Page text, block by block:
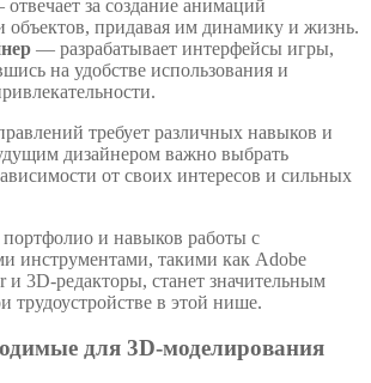
за создание анимаций
объектов, придавая им динамику и жизнь.
— разрабатывает интерфейсы игры,
на удобстве использования и
требует различных навыков и
дизайнером важно выбрать
от своих интересов и сильных
и навыков работы с
инструментами, такими как Adobe
и 3D-редакторы, станет значительным
трудоустройстве в этой нише.
для 3D-моделирования